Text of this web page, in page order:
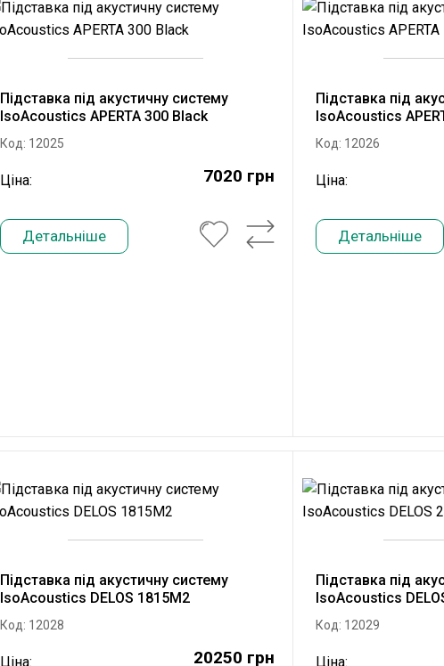
Підставка під акустичну систему
IsoAcoustics APERTA 300 Black
Код: 12025
Ціна: 7020 грн
Детальніше
Підставка під
IsoAcoustics
Код: 12026
Ціна:
Детальніше
Підставка під акустичну систему
IsoAcoustics DELOS 1815M2
Код: 12028
Ціна: 20250 грн
Підставка під
IsoAcoustics
Код: 12029
Ціна: